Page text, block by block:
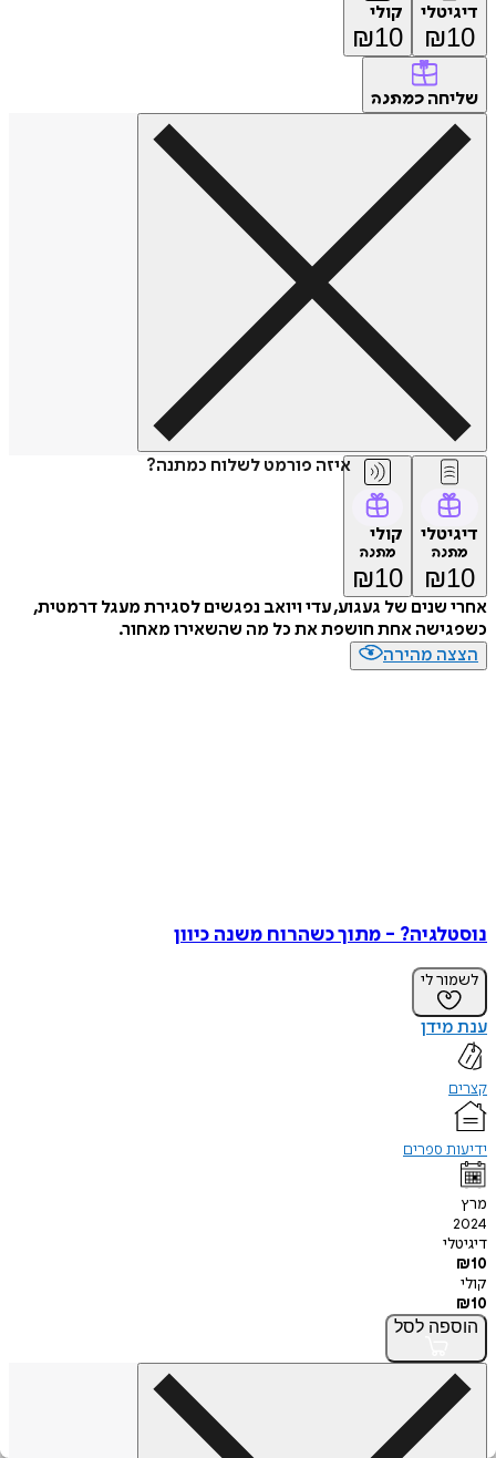
דיגיטלי
₪10
קולי
₪10
שליחה כמתנה
איזה פורמט לשלוח כמתנה?
דיגיטלי
מתנה
₪10
קולי
מתנה
₪10
אחרי שנים של געגוע, עדי ויואב נפגשים לסגירת מעגל דרמטית,
כשפגישה אחת חושפת את כל מה שהשאירו מאחור.
הצצה מהירה
נוסטלגיה? - מתוך כשהרוח משנה כיוון
לשמור לי
ענת מידן
קצרים
ידיעות ספרים
מרץ
2024
דיגיטלי
₪10
קולי
₪10
הוספה לסל